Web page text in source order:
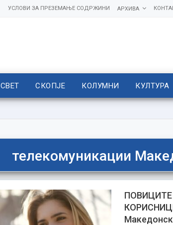
АРХИВА
УСЛОВИ ЗА ПРЕЗЕМАЊЕ СОДРЖИНИ
СВЕТ СКОПЈЕ КОЛУМНИ КУЛТУРА
телекомуникации